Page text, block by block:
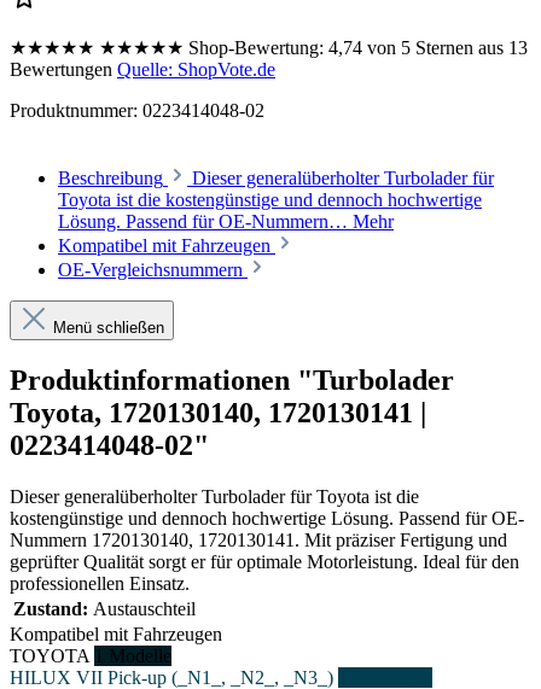
★★★★★ ★★★★★ Shop-Bewertung: 4,74 von 5 Sternen aus 13
Bewertungen Quelle: ShopVote.de
Produktnummer: 0223414048-02
Beschreibung
Dieser generalüberholter Turbolader für
Toyota ist die kostengünstige und dennoch hochwertige
Lösung. Passend für OE-Nummern… Mehr
Kompatibel mit Fahrzeugen
OE-Vergleichsnummern
Menü schließen
Produktinformationen "Turbolader
Toyota, 1720130140, 1720130141 |
0223414048-02"
Dieser generalüberholter Turbolader für Toyota ist die
kostengünstige und dennoch hochwertige Lösung. Passend für OE-
Nummern 1720130140, 1720130141. Mit präziser Fertigung und
geprüfter Qualität sorgt er für optimale Motorleistung. Ideal für den
professionellen Einsatz.
Zustand: Austauschteil
Kompatibel mit Fahrzeugen
TOYOTA 1 Modelle
HILUX VII Pick-up (_N1_, _N2_, _N3_)